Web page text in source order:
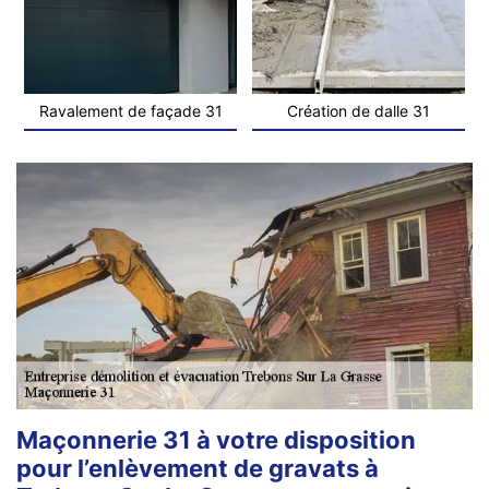
Ravalement de façade 31 Création de dalle 31
Maçonnerie 31 à votre disposition
pour l’enlèvement de gravats à